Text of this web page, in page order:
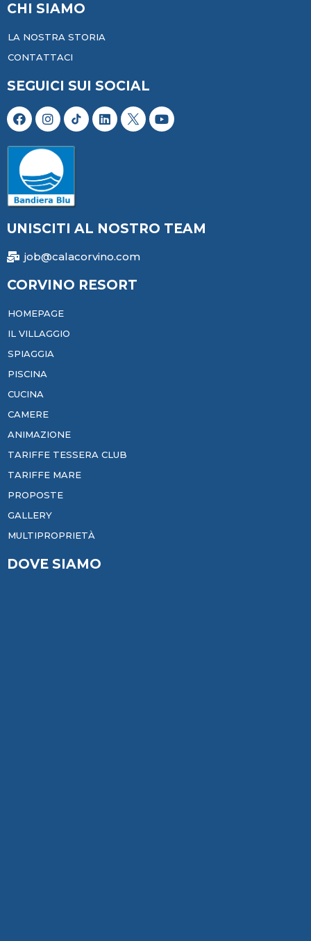
CHI SIAMO
LA NOSTRA STORIA
CONTATTACI
SEGUICI SUI SOCIAL
UNISCITI AL NOSTRO TEAM
job@calacorvino.com
CORVINO RESORT
HOMEPAGE
IL VILLAGGIO
SPIAGGIA
PISCINA
CUCINA
CAMERE
ANIMAZIONE
TARIFFE TESSERA CLUB
TARIFFE MARE
PROPOSTE
GALLERY
MULTIPROPRIETÀ
DOVE SIAMO